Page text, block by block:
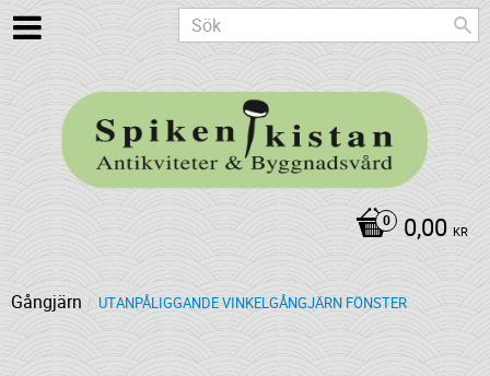
0,00 KR
Gångjärn UTANPÅLIGGANDE VINKELGÅNGJÄRN FÖNSTER